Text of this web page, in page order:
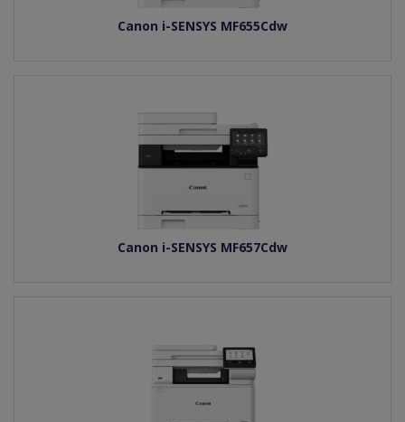
Canon i-SENSYS MF655Cdw
Canon i-SENSYS MF657Cdw